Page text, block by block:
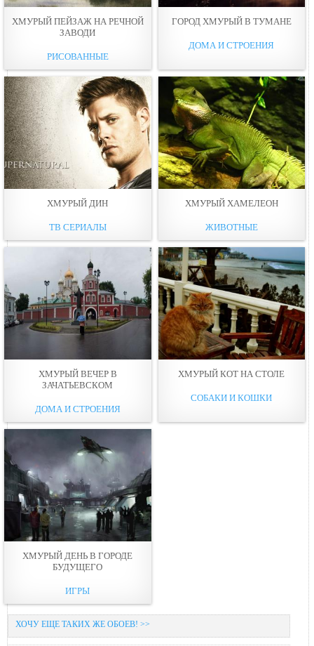
ХМУРЫЙ ПЕЙЗАЖ НА РЕЧНОЙ
ЗАВОДИ
РИСОВАННЫЕ
ГОРОД ХМУРЫЙ В ТУМАНЕ
ДОМА И СТРОЕНИЯ
ХМУРЫЙ ДИН
ТВ СЕРИАЛЫ
ХМУРЫЙ ХАМЕЛЕОН
ЖИВОТНЫЕ
ХМУРЫЙ ВЕЧЕР В
ЗАЧАТЬЕВСКОМ
ДОМА И СТРОЕНИЯ
ХМУРЫЙ КОТ НА СТОЛЕ
СОБАКИ И КОШКИ
ХМУРЫЙ ДЕНЬ В ГОРОДЕ
БУДУЩЕГО
ИГРЫ
ХОЧУ ЕЩЕ ТАКИХ ЖЕ ОБОЕВ! >>